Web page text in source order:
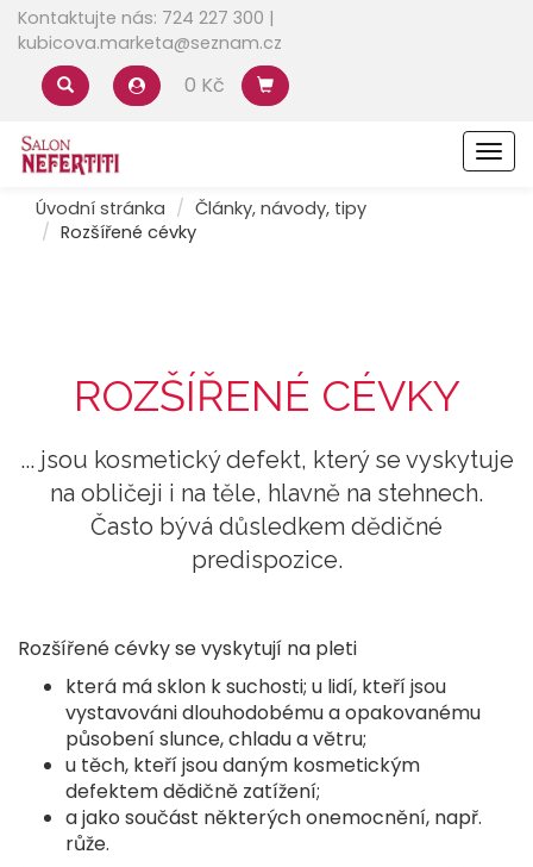
Kontaktujte nás: 724 227 300 |
kubicova.marketa@seznam.cz
0 Kč
Úvodní stránka
Články, návody, tipy
Rozšířené cévky
ROZŠÍŘENÉ CÉVKY
... jsou kosmetický defekt, který se vyskytuje
na obličeji i na těle, hlavně na stehnech.
Často bývá důsledkem dědičné
predispozice.
Rozšířené cévky se vyskytují na pleti
která má sklon k suchosti; u lidí, kteří jsou
vystavováni dlouhodobému a opakovanému
působení slunce, chladu a větru;
u těch, kteří jsou daným kosmetickým
defektem dědičně zatížení;
a jako součást některých onemocnění, např.
růže.